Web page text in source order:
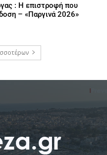
: Η επιστροφή που
– «Παργινά 2026»